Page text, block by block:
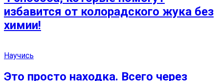
избавится от колорадского жука без
химии!
Научись
Это просто находка. Всего через